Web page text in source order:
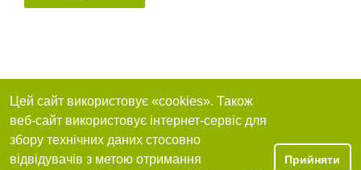
Цей сайт використовує «cookies». Також
веб-сайт використовує інтернет-сервіс для
збору технічних даних стосовно
відвідувачів з метою отримання
Прийняти